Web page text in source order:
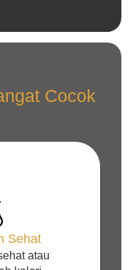
Cocok
Sehat
atau